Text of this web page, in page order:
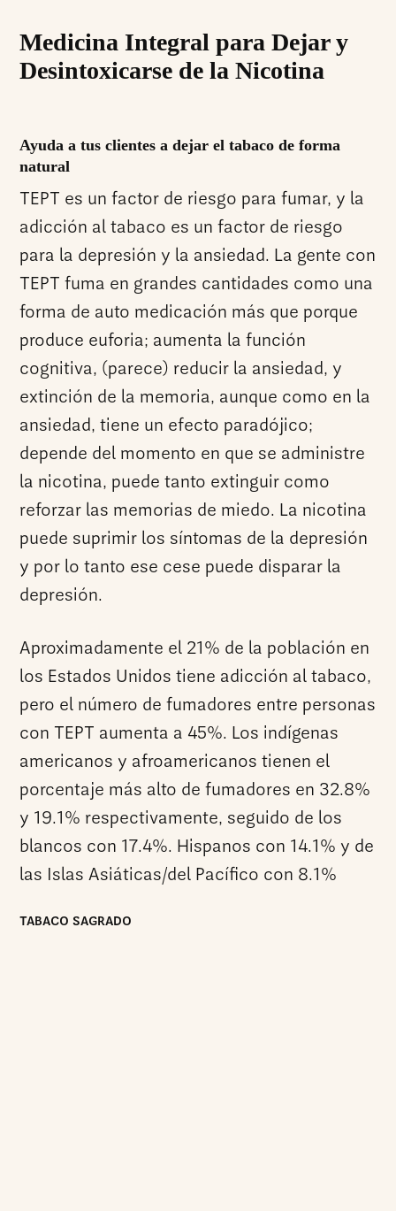
Medicina Integral para Dejar y
Desintoxicarse de la Nicotina
Ayuda a tus clientes a dejar el tabaco de forma
natural
TEPT es un factor de riesgo para fumar, y la
adicción al tabaco es un factor de riesgo
para la depresión y la ansiedad. La gente con
TEPT fuma en grandes cantidades como una
forma de auto medicación más que porque
produce euforia; aumenta la función
cognitiva, (parece) reducir la ansiedad, y
extinción de la memoria, aunque como en la
ansiedad, tiene un efecto paradójico;
depende del momento en que se administre
la nicotina, puede tanto extinguir como
reforzar las memorias de miedo. La nicotina
puede suprimir los síntomas de la depresión
y por lo tanto ese cese puede disparar la
depresión.
Aproximadamente el 21% de la población en
los Estados Unidos tiene adicción al tabaco,
pero el número de fumadores entre personas
con TEPT aumenta a 45%. Los indígenas
americanos y afroamericanos tienen el
porcentaje más alto de fumadores en 32.8%
y 19.1% respectivamente, seguido de los
blancos con 17.4%. Hispanos con 14.1% y de
las Islas Asiáticas/del Pacífico con 8.1%
TABACO SAGRADO